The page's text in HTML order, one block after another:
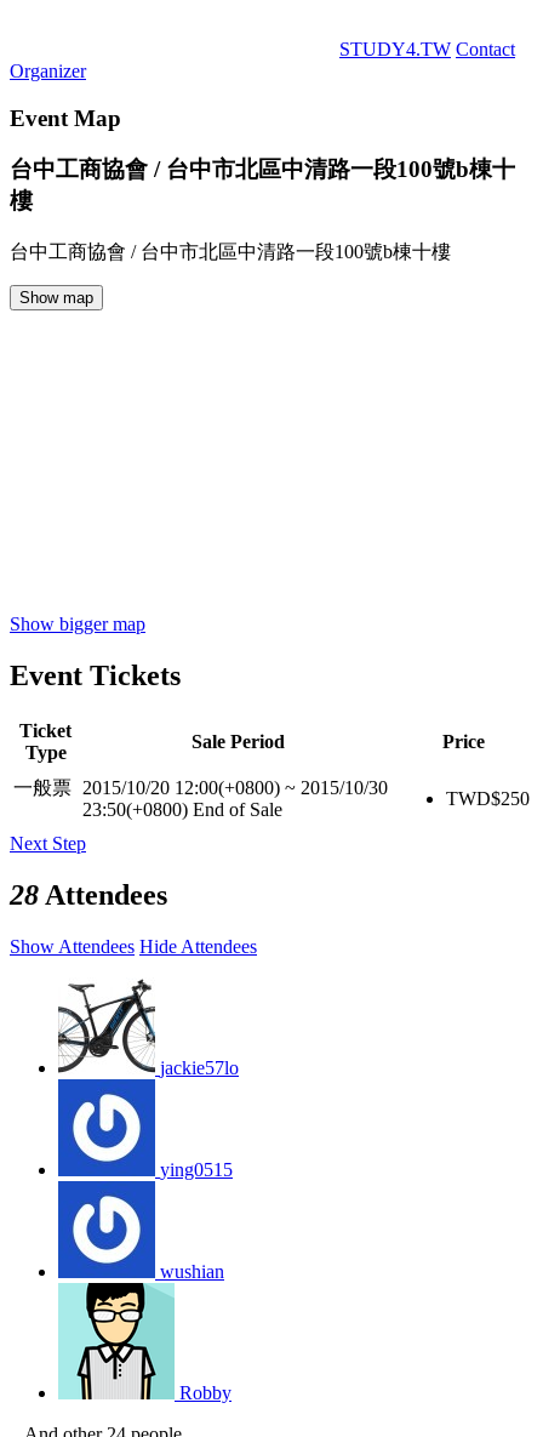
STUDY4.TW Contact
Organizer
Event Map
台中工商協會 / 台中市北區中清路一段100號b棟十
樓
台中工商協會 / 台中市北區中清路一段100號b棟十樓
Show map
Show bigger map
Event Tickets
Ticket
Type
Sale Period Price
一般票 2015/10/20 12:00(+0800) ~ 2015/10/30
23:50(+0800) End of Sale
TWD$250
Next Step
28 Attendees
Show Attendees Hide Attendees
jackie57lo
ying0515
wushian
Robby